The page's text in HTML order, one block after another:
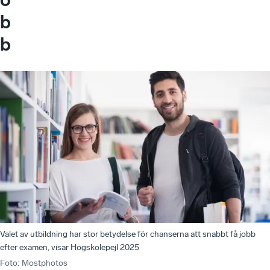
b
b
Valet av utbildning har stor betydelse för chanserna att snabbt få jobb
efter examen, visar Högskolepejl 2025
Foto: Mostphotos